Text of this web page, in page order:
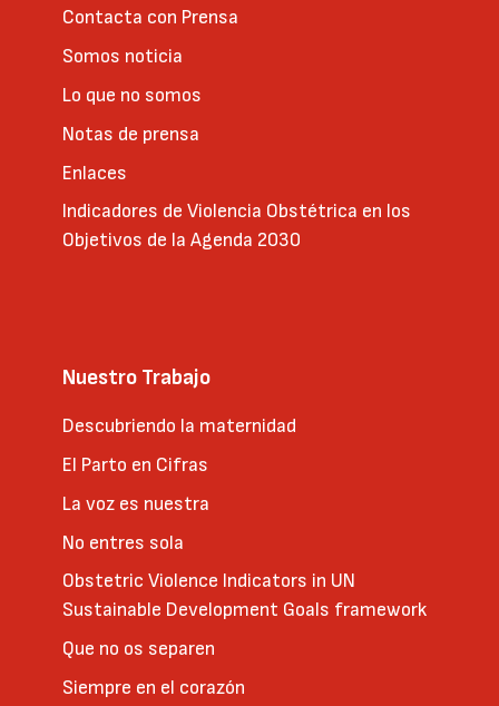
Contacta con Prensa
Somos noticia
Lo que no somos
Notas de prensa
Enlaces
Indicadores de Violencia Obstétrica en los
Objetivos de la Agenda 2030
Nuestro Trabajo
Descubriendo la maternidad
El Parto en Cifras
La voz es nuestra
No entres sola
Obstetric Violence Indicators in UN
Sustainable Development Goals framework
Que no os separen
Siempre en el corazón